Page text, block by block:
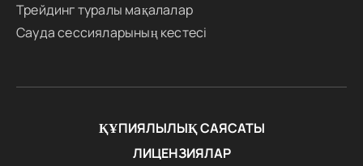
Трейдинг туралы мақалалар
Сауда сессияларының кестесі
ҚҰПИЯЛЫЛЫҚ САЯСАТЫ
ЛИЦЕНЗИЯЛАР